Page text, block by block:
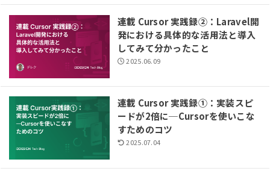
連載 Cursor 実践録②：Laravel開
発における具体的な活用法と導入
してみて分かったこと
2025.06.09
連載 Cursor 実践録①：実装スピ
ードが2倍に─Cursorを使いこな
すためのコツ
2025.07.04